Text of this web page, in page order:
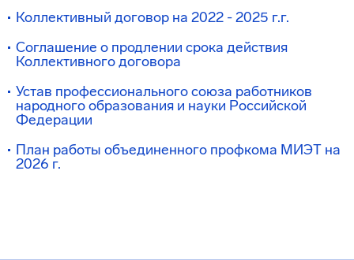
Коллективный договор на 2022 - 2025 г.г.
Соглашение о продлении срока действия
Коллективного договора
Устав профессионального союза работников
народного образования и науки Российской
Федерации
План работы объединенного профкома МИЭТ на
2026 г.